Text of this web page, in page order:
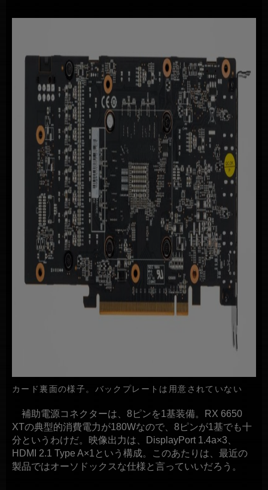
カード裏面の様子。バックプレートは用意されていない
補助電源コネクターは、8ピンを1基装備。RX 6650
XTの典型的消費電力が180Wなので、8ピンが1基でも十
分というわけだ。映像出力は、DisplayPort 1.4a×3、
HDMI 2.1 Type A×1という構成。このあたりは、最近の
製品ではオーソドックスな仕様と言っていいだろう。